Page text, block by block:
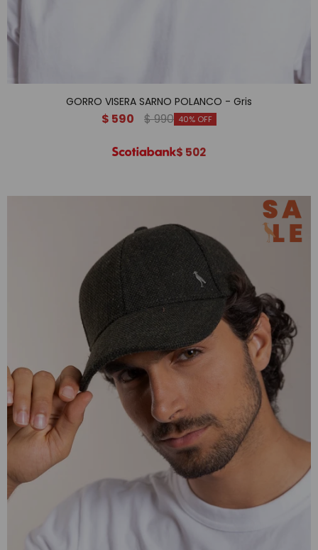
GORRO VISERA SARNO POLANCO - Gris
$ 590 $990 40
$ 502